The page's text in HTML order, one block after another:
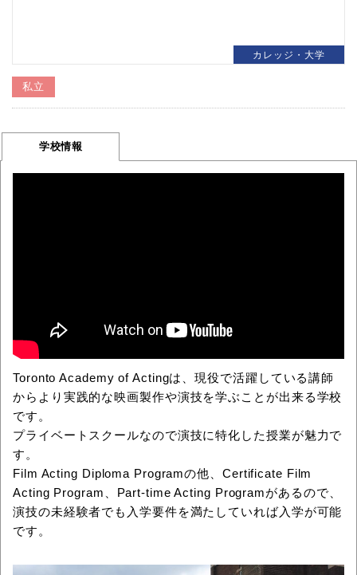
カレッジ・大学
私立
学校情報
Toronto Academy of Actingは、現役で活躍している講師
からより実践的な映画製作や演技を学ぶことが出来る学校
です。
プライベートスクールなので演技に特化した授業が魅力で
す。
Film Acting Diploma Programの他、Certificate Film
Acting Program、Part-time Acting Programがあるので、
演技の未経験者でも入学要件を満たしていれば入学が可能
です。